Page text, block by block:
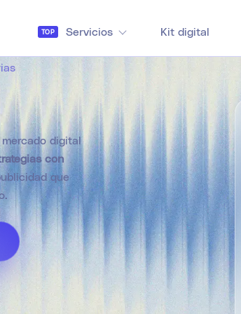
TOP Servicios Kit digital
digital
con
que